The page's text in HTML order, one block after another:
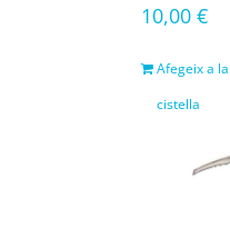
10,00 €
Afegeix a la
cistella